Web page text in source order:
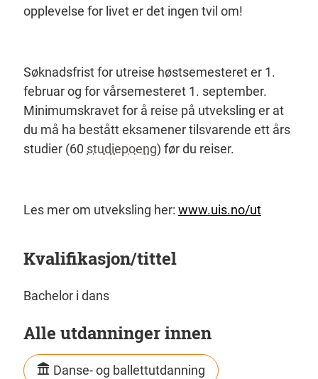
opplevelse for livet er det ingen tvil om!
Søknadsfrist for utreise høstsemesteret er 1.
februar og for vårsemesteret 1. september.
Minimumskravet for å reise på utveksling er at
du må ha bestått eksamener tilsvarende ett års
studier (60 studiepoeng) før du reiser.
Les mer om utveksling her: www.uis.no/ut
Kvalifikasjon/tittel
Bachelor i dans
Alle utdanninger innen
Danse- og ballettutdanning